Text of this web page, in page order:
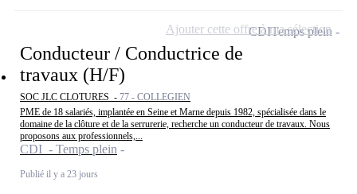
Conducteur / Conductrice de
travaux (H/F)
SOC JLC CLOTURES - 77 - COLLEGIEN
PME de 18 salariés, implantée en Seine et Marne depuis 1982, spécialisée dans le
domaine de la clôture et de la serrurerie, recherche un conducteur de travaux. Nous
proposons aux professionnels,...
CDI - Temps plein
Publié il y a 23 jours
CDITemps plein
Ajouter cette offre à ma sélection